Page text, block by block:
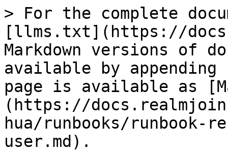
> For the complete
[llms.txt](https://
Markdown versions of
available by
page is available as
(https://
hua/runbooks/runbook-
user.md).